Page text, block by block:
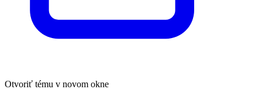
Otvoriť tému v novom okne